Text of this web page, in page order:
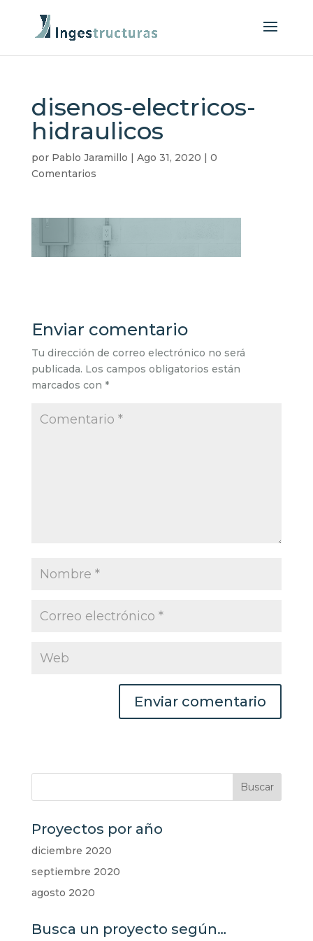
disenos-electricos-
hidraulicos
por Pablo Jaramillo | Ago 31, 2020 | 0
Comentarios
Enviar comentario
Tu dirección de correo electrónico no será
publicada. Los campos obligatorios están
marcados con *
Proyectos por año
diciembre 2020
septiembre 2020
agosto 2020
Busca un proyecto según…